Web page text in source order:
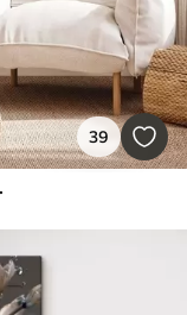
39